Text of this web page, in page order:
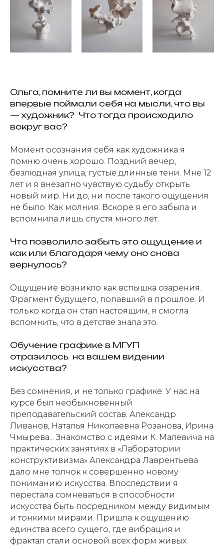
Ольга, помните ли вы момент, когда
впервые поймали себя на мысли, что вы
— художник? Что тогда происходило
вокруг вас?
Момент осознания себя как художника я
помню очень хорошо. Поздний вечер,
безлюдная улица, густые длинные тени. Мне 12
лет и я внезапно чувствую судьбу открыть
новый мир. Ни до, ни после такого ощущения
не было. Как молния. Вскоре я его забыла и
вспомнила лишь спустя много лет.
Что позволило забыть это ощущение и
как или благодаря чему оно снова
вернулось?
Ощущение возникло как вспышка озарения.
Фрагмент будущего, попавший в прошлое. И
только когда он стал настоящим, я смогла
вспомнить, что в детстве знала это.
Обучение графике в МГУП
отразилось на вашем видении
искусства?
Без сомнения, и не только графике. У нас на
курсе был необыкновенный
преподавательский состав. Александр
Ливанов, Наталья Николаевна Розанова, Ирина
Чмырева... Знакомство с идеями К. Малевича на
практических занятиях в «Лаборатории
конструктивизма» Александра Лаврентьева
дало мне толчок к совершенно новому
пониманию искусства. Впоследствии я
перестала сомневаться в способности
искусства быть посредником между видимым
и тонкими мирами. Пришла к ощущению
единства всего сущего, где вибрация и
фрактал стали основой всех форм живых